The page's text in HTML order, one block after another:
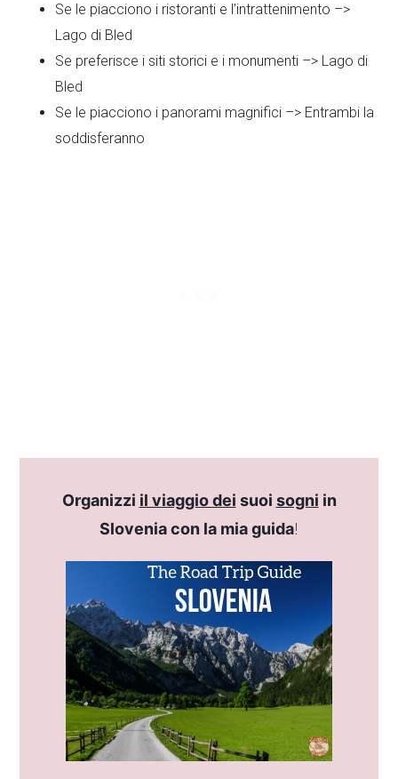
Se le piacciono i ristoranti e l’intrattenimento –>
Lago di Bled
Se preferisce i siti storici e i monumenti –> Lago di
Bled
Se le piacciono i panorami magnifici –> Entrambi la
soddisferanno
Organizzi il viaggio dei suoi sogni in
Slovenia con la mia guida!